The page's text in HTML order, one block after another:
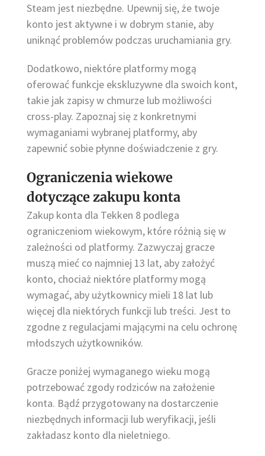
Steam jest niezbędne. Upewnij się, że twoje
konto jest aktywne i w dobrym stanie, aby
uniknąć problemów podczas uruchamiania gry.
Dodatkowo, niektóre platformy mogą
oferować funkcje ekskluzywne dla swoich kont,
takie jak zapisy w chmurze lub możliwości
cross-play. Zapoznaj się z konkretnymi
wymaganiami wybranej platformy, aby
zapewnić sobie płynne doświadczenie z gry.
Ograniczenia wiekowe
dotyczące zakupu konta
Zakup konta dla Tekken 8 podlega
ograniczeniom wiekowym, które różnią się w
zależności od platformy. Zazwyczaj gracze
muszą mieć co najmniej 13 lat, aby założyć
konto, chociaż niektóre platformy mogą
wymagać, aby użytkownicy mieli 18 lat lub
więcej dla niektórych funkcji lub treści. Jest to
zgodne z regulacjami mającymi na celu ochronę
młodszych użytkowników.
Gracze poniżej wymaganego wieku mogą
potrzebować zgody rodziców na założenie
konta. Bądź przygotowany na dostarczenie
niezbędnych informacji lub weryfikacji, jeśli
zakładasz konto dla nieletniego.